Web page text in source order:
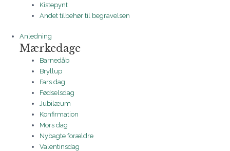
Kistepynt
Andet tilbehør til begravelsen
Anledning
Mærkedage
Barnedåb
Bryllup
Fars dag
Fødselsdag
Jubilæum
Konfirmation
Mors dag
Nybagte forældre
Valentinsdag